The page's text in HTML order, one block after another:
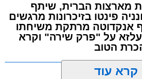
מארצות הברית, שיתף
פינטו בזיכרונות מרגשים
אנקדוטה מרתקת משיחתו
על "פרק שירה" וקרא
הטוב
קרא עוד